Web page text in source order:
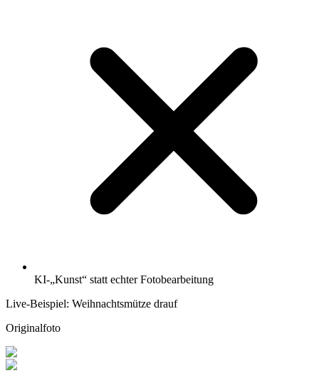
KI-„Kunst“ statt echter Fotobearbeitung
Live-Beispiel: Weihnachtsmütze drauf
Originalfoto